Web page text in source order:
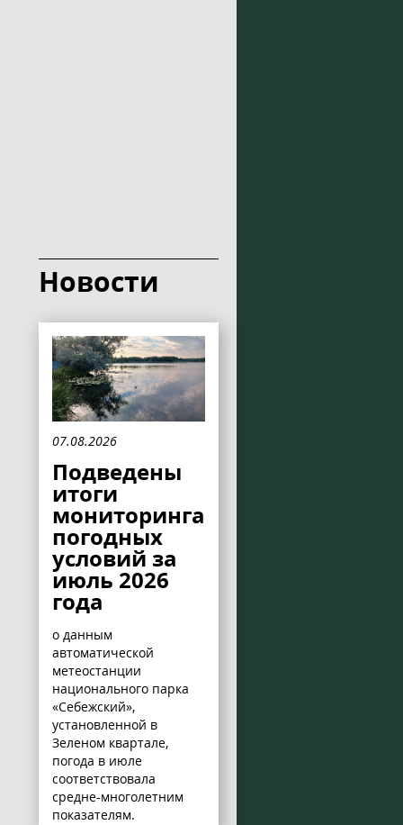
Новости
07.08.2026
Подведены
итоги
мониторинга
погодных
условий за
июль 2026
года
о данным
автоматической
метеостанции
национального парка
«Себежский»,
установленной в
Зеленом квартале,
погода в июле
соответствовала
средне-многолетним
показателям.